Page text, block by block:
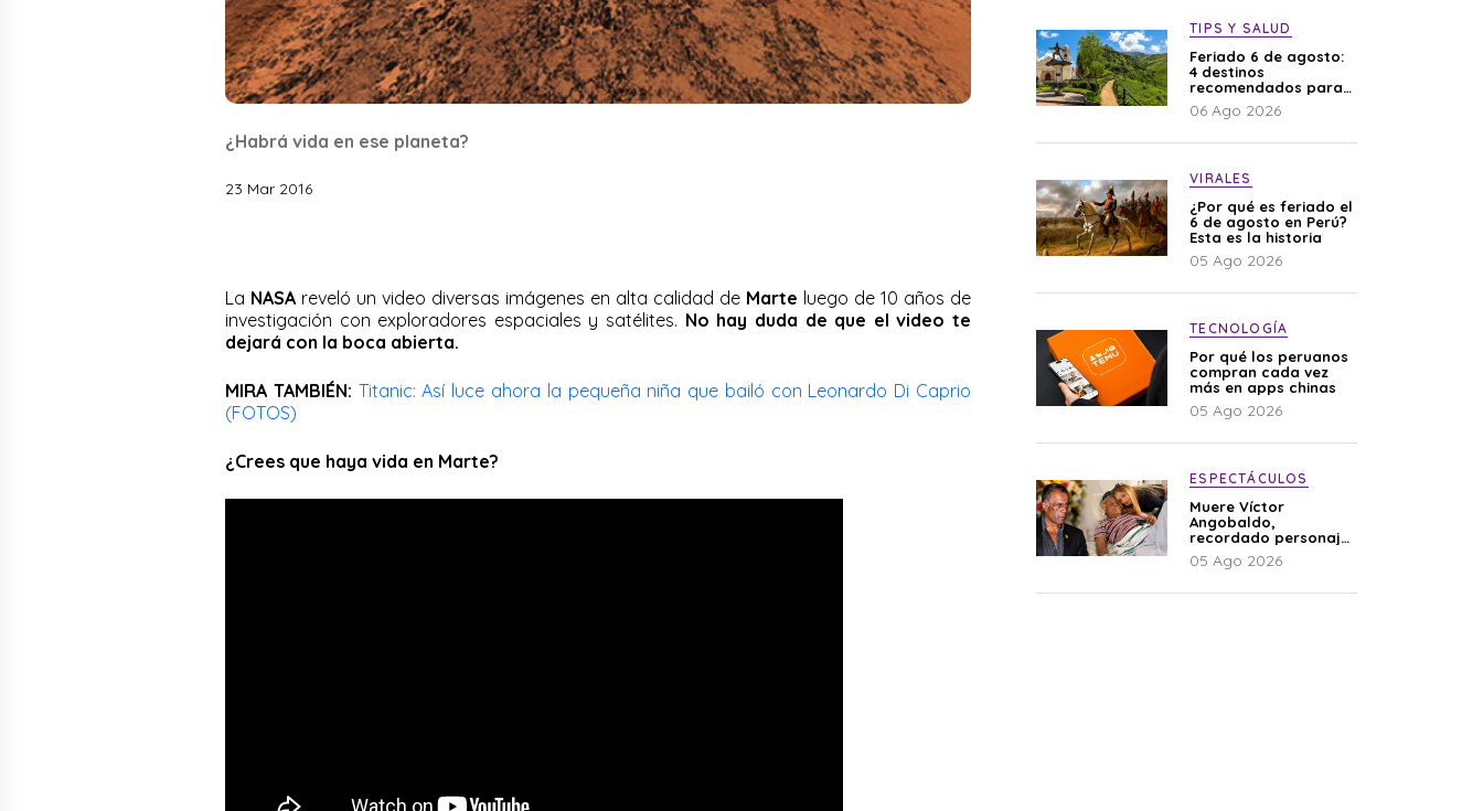
¿Habrá vida en ese planeta?
23 Mar 2016
La NASA reveló un video diversas imágenes en alta calidad de Marte luego de 10 años de
investigación con exploradores espaciales y satélites. No hay duda de que el video te
dejará con la boca abierta.
MIRA TAMBIÉN: Titanic: Así luce ahora la pequeña niña que bailó con Leonardo Di Caprio
(FOTOS)
¿Crees que haya vida en Marte?
TIPS Y SALUD
Feriado 6 de agosto:
4 destinos
recomendados para
disfrutar el descanso
06 Ago 2026
VIRALES
¿Por qué es feriado el
6 de agosto en Perú?
Esta es la historia
05 Ago 2026
TECNOLOGÍA
Por qué los peruanos
compran cada vez
más en apps chinas
05 Ago 2026
ESPECTÁCULOS
Muere Víctor
Angobaldo,
recordado personaje
de la farándula y
expareja de Shirley
05 Ago 2026